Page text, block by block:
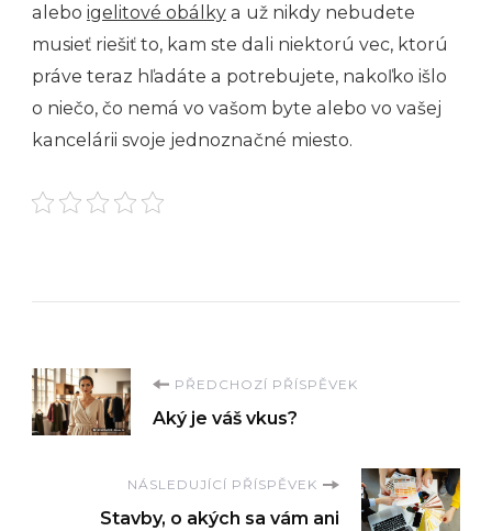
alebo igelitové obálky a už nikdy nebudete
musieť riešiť to, kam ste dali niektorú vec, ktorú
práve teraz hľadáte a potrebujete, nakoľko išlo
o niečo, čo nemá vo vašom byte alebo vo vašej
kancelárii svoje jednoznačné miesto.
Navigace
příspěvku
PŘEDCHOZÍ PŘÍSPĚVEK
Aký je váš vkus?
NÁSLEDUJÍCÍ PŘÍSPĚVEK
Stavby, o akých sa vám ani